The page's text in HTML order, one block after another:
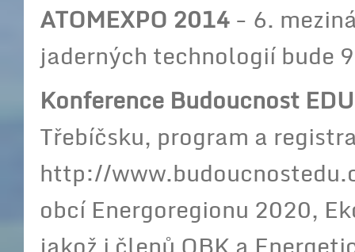
ATOMEXPO 2014- 6.
jaderných technologií bude
Konference Budoucnost
Třebíčsku, program a
http://
obcí Energoregionu 2020,